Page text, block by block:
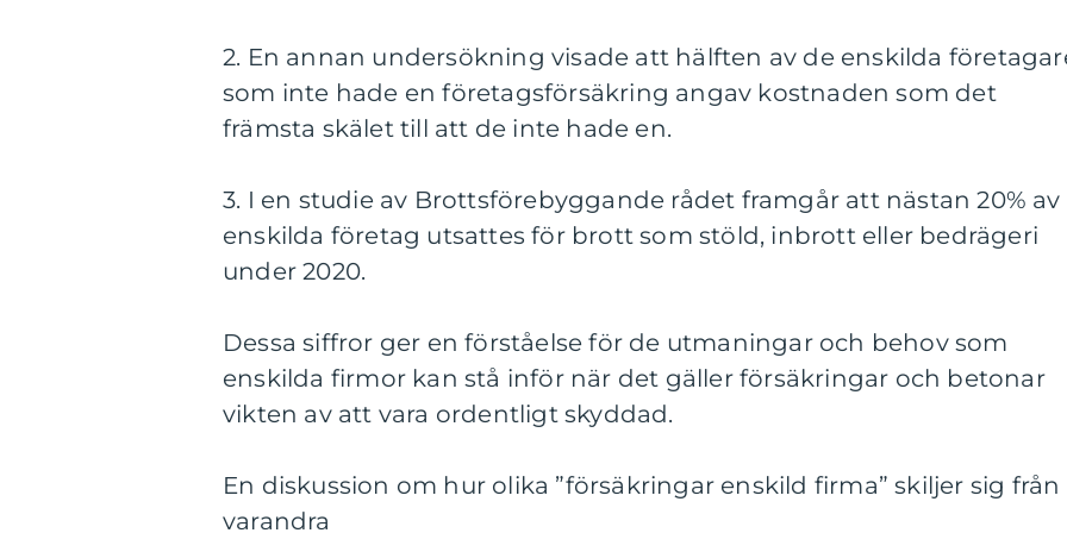
2. En annan undersökning visade att hälften av de enskilda
som inte hade en företagsförsäkring angav kostnaden som det
främsta skälet till att de inte hade en.
3. I en studie av Brottsförebyggande rådet framgår att nästan 20% av
enskilda företag utsattes för brott som stöld, inbrott eller bedrägeri
under 2020.
Dessa siffror ger en förståelse för de utmaningar och behov som
enskilda firmor kan stå inför när det gäller försäkringar och betonar
vikten av att vara ordentligt skyddad.
En diskussion om hur olika ”försäkringar enskild firma” skiljer sig från
varandra